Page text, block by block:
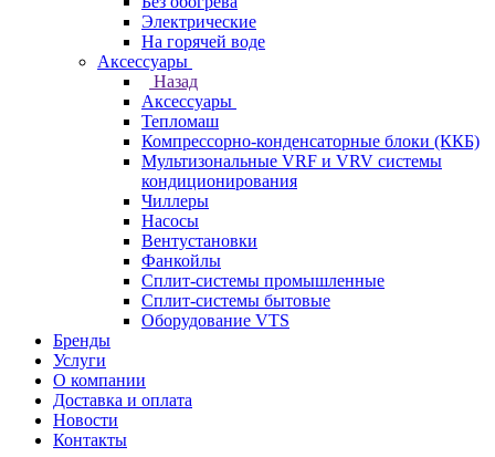
Электрические
На горячей воде
Аксессуары
Назад
Аксессуары
Тепломаш
Компрессорно-конденсаторные блоки (ККБ)
Мультизональные VRF и VRV системы
кондиционирования
Чиллеры
Насосы
Вентустановки
Фанкойлы
Сплит-системы промышленные
Сплит-системы бытовые
Оборудование VTS
Бренды
Услуги
О компании
Доставка и оплата
Новости
Контакты